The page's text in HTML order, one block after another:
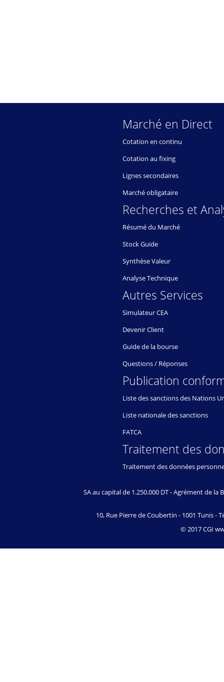
Marché en Direct
Cotation en continu
Cotation au fixing
Lignes secondaires
Marché obligataire
Recherches et
Résumé du Marché
Stock Guide
Synthèse Valeur
Analyse Technique
Autres Services
Simulateur CEA
Devenir Client
Guide de la bourse
Questions / Réponses
Publication
Liste des sanctions des Nations
Liste nationale des sanctions
FATCA
Traitement des
Traitement des données
SA au capital de 1.250.000 DT - Agrément de la
10, Rue Pierre de Coubertin - 1001 Tunis -
© 2017 CGI